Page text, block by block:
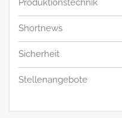
Produktionstechnik
Shortnews
Sicherheit
Stellenangebote